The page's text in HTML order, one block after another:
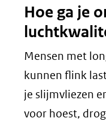
Hoe ga je
Mensen met
kunnen flink
je slijmvliezen
voor hoest,